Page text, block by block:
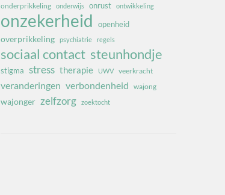
onderprikkeling
onderwijs onrust ontwikkeling
onzekerheid openheid
overprikkeling psychiatrie regels
sociaal contact steunhondje
stigma stress therapie UWV veerkracht
veranderingen verbondenheid wajong
wajonger zelfzorg zoektocht